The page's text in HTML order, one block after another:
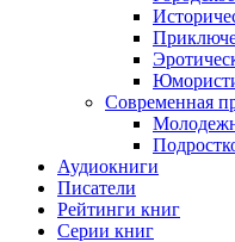
Современная
Аудиокниги
Писатели
Рейтинги книг
Серии книг